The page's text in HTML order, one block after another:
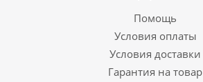
Помощь
Условия оплаты
Условия доставки
Гарантия на товар